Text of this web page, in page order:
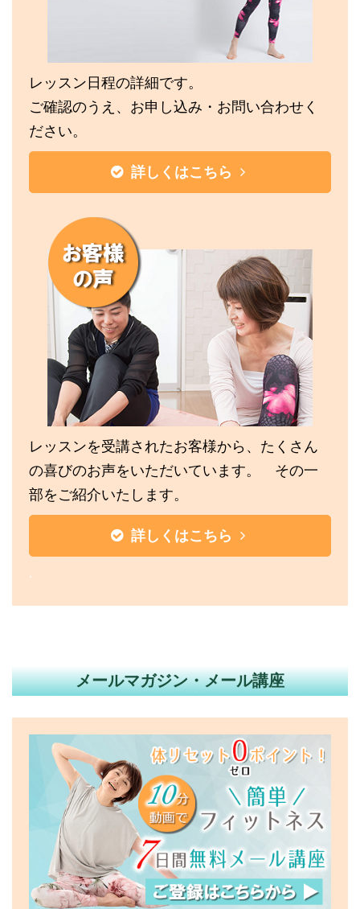
レッスン日程の詳細です。
ご確認のうえ、お申し込み・お問い合わせく
ださい。
詳しくはこちら
レッスンを受講されたお客様から、たくさん
の喜びのお声をいただいています。 その一
部をご紹介いたします。
詳しくはこちら
.
メールマガジン・メール講座